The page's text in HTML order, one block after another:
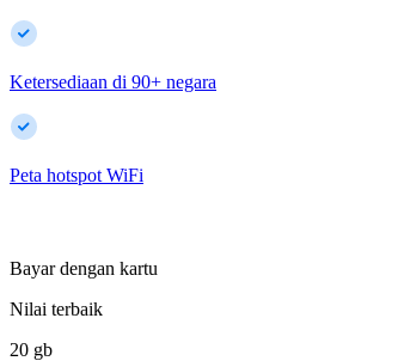
Ketersediaan di 90+ negara
Peta hotspot WiFi
Bayar dengan kartu
Nilai terbaik
20 gb